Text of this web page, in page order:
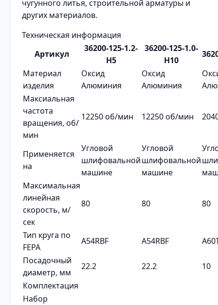
чугунного литья, строительной арматуры и
других материалов.
Техническая информация
Артикул
36200-125-1.2-
H5
36200-125-1.0-
H10
Материал
изделия
Оксид
Алюминия
Оксид
Алюминия
Максиальная
частота
вращения, об/
мин
12250 об/мин 12250 об/мин
Применяется
на
Угловой
шлифовальной
машине
Угловой
шлифовальной
машине
Максимальная
линейная
скорость, м/
сек
80 80 80
Тип круга по
FEPA
A54RBF A54RBF
Посадочный
диаметр, мм
22.2 22.2
10
Комплектация
Набор